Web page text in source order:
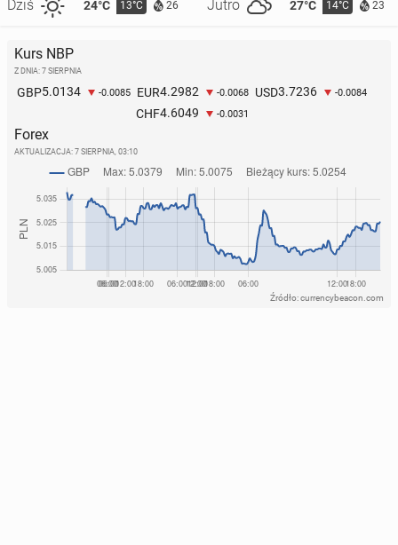
Dziś 24°C 13°C 26 Jutro 27°C 14°C 23
Kurs NBP
Z DNIA: 7 SIERPNIA
GBP5.0134 -0.0085 EUR4.2982 -0.0068 USD3.7236 -0.0084
CHF4.6049 -0.0031
Forex
AKTUALIZACJA: 7 SIERPNIA, 03:10
Źródło: currencybeacon.com